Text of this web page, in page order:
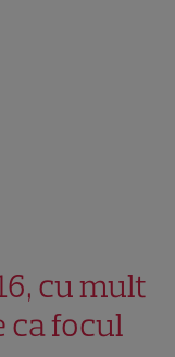
cu mult
ca focul